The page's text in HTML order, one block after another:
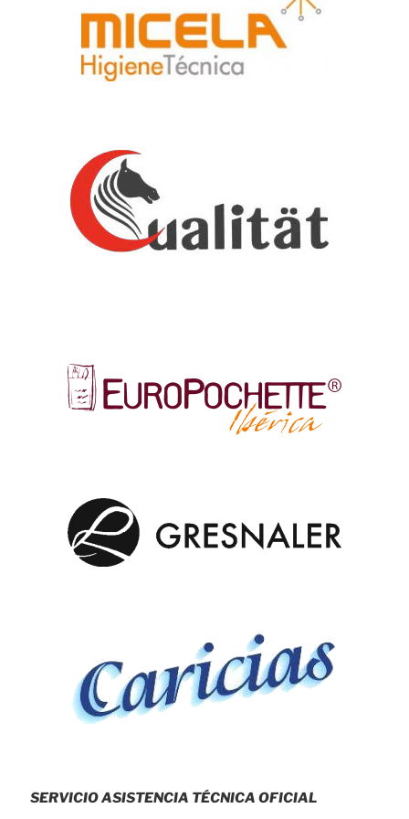
SERVICIO ASISTENCIA TÉCNICA OFICIAL